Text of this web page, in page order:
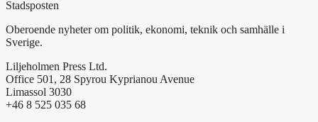
Stadsposten
Oberoende nyheter om politik, ekonomi, teknik och samhälle i
Sverige.
Liljeholmen Press Ltd.
Office 501, 28 Spyrou Kyprianou Avenue
Limassol 3030
+46 8 525 035 68